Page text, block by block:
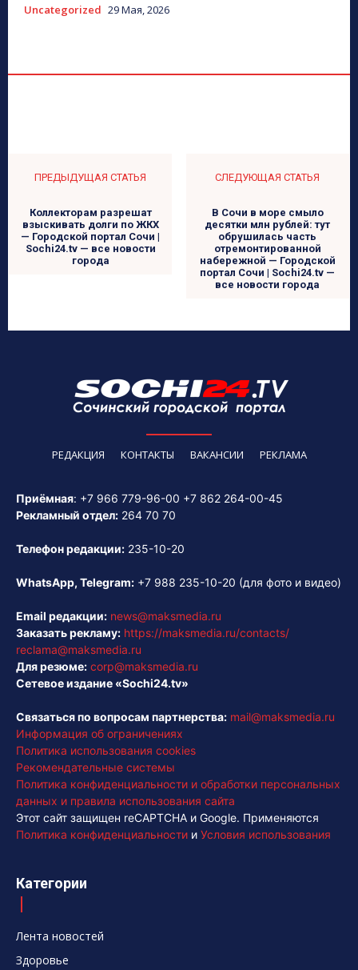
Uncategorized 29 Мая, 2026
ПРЕДЫДУЩАЯ СТАТЬЯ
Коллекторам разрешат
взыскивать долги по ЖКХ
— Городской портал Сочи |
Sochi24.tv — все новости
города
СЛЕДУЮЩАЯ СТАТЬЯ
В Сочи в море смыло
десятки млн рублей: тут
обрушилась часть
отремонтированной
набережной — Городской
портал Сочи | Sochi24.tv —
все новости города
РЕДАКЦИЯ КОНТАКТЫ ВАКАНСИИ РЕКЛАМА
Приёмная: +7 966 779-96-00 +7 862 264-00-45
Рекламный отдел: 264 70 70
Телефон редакции: 235-10-20
WhatsApp, Telegram: +7 988 235-10-20 (для фото и видео)
Email редакции: news@maksmedia.ru
Заказать рекламу: https://maksmedia.ru/contacts/
reclama@maksmedia.ru
Для резюме: corp@maksmedia.ru
Сетевое издание «Sochi24.tv»
Связаться по вопросам партнерства: mail@maksmedia.ru
Информация об ограничениях
Политика использования cookies
Рекомендательные системы
Политика конфиденциальности и обработки персональных
данных и правила использования сайта
Этот сайт защищен reCAPTCHA и Google. Применяются
Политика конфиденциальности и Условия использования
Категории
Лента новостей
Здоровье